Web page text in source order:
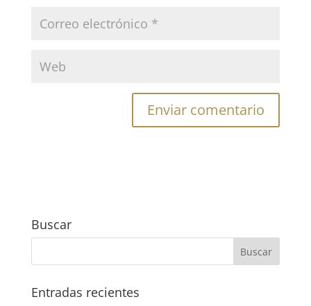
Buscar
Entradas recientes